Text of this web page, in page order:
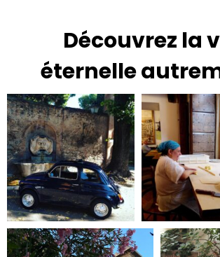
Découvrez la
éternelle